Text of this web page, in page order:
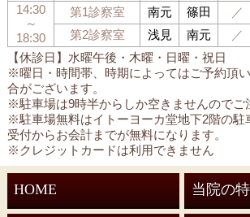
【休診日】水曜午後・木曜・日曜・祝日
※曜日・時間帯、時期によってはご予約頂
合がございます。
※駐車場は9時半からしか空きませんのでご
※駐車場無料はイトーヨーカ堂地下2階の駐
受付からお会計までが無料になります。
※クレジットカードは利用できません
14:30
～
18:30
第1診察室 南元 篠田 ／
第2診察室
浅見 南元 ／
HOME 当院の